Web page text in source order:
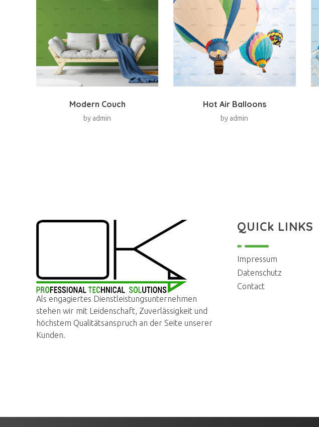
Modern Couch
byadmin
Hot Air Balloons
by admin
OK PROTECSOL
Sie haben die Idee, wir setzen sie um!
Als engagiertes Dienstleistungsunternehmen
stehen wir mit Leidenschaft, Zuverlässigkeit und
höchstem Qualitätsanspruch an der Seite unserer
Kunden.
QUICk LINKS
Impressum
Datenschutz
Contact